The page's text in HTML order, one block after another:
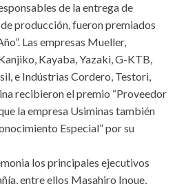
de la entrega de
producción, fueron premiados
Las empresas Mueller,
Kayaba, Yazaki, G-KTB,
e Indústrias Cordero, Testori,
recibieron el premio “Proveedor
la empresa Usiminas también
Especial” por su
los principales ejecutivos
entre ellos Masahiro Inoue,